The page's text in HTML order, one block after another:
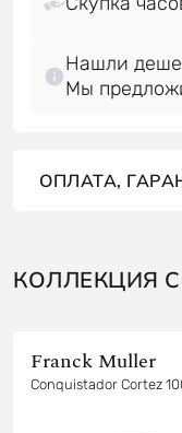
Нашли
Мы
ОПЛАТА,
КОЛЛЕКЦИЯ
Franck Muller
Conquistador Cortez